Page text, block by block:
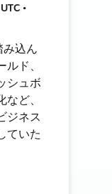
•
込ん
ド、
シュボ
ど、
ジネス
ていた